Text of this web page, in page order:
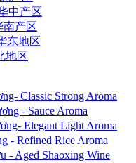
中产区
南产区
东地区
地区
Classic Strong Aroma
- Sauce Aroma
Elegant Light Aroma
- Refined Rice Aroma
- Aged Shaoxing Wine